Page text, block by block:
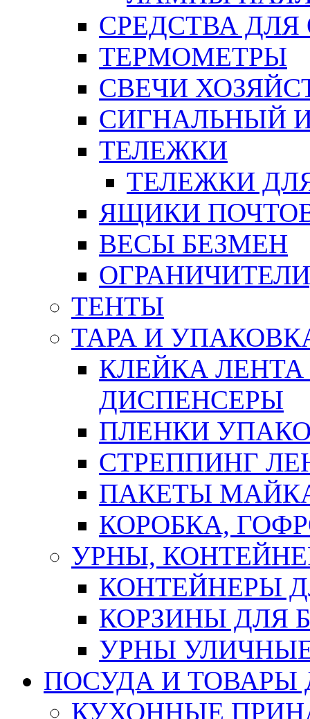
СРЕДСТВА
ТЕРМОМЕТРЫ
СВЕЧИ
СИГНАЛЬНЫЙ
ТЕЛЕЖКИ
ТЕЛЕЖКИ
ЯЩИКИ
ВЕСЫ БЕЗМЕН
ТЕНТЫ
ТАРА И
КЛЕЙКА
ДИСПЕНСЕРЫ
ПЛЕНКИ
СТРЕППИНГ
ПАКЕТЫ
КОРОБКА,
УРНЫ,
КОНТЕЙНЕРЫ
КОРЗИНЫ ДЛЯ
УРНЫ
ПОСУДА И ТОВАРЫ
КУХОННЫЕ